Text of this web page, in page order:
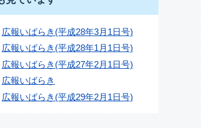
広報いばらき(平成28年3月1日号)
広報いばらき(平成28年1月1日号)
広報いばらき(平成27年2月1日号)
広報いばらき
広報いばらき(平成29年2月1日号)